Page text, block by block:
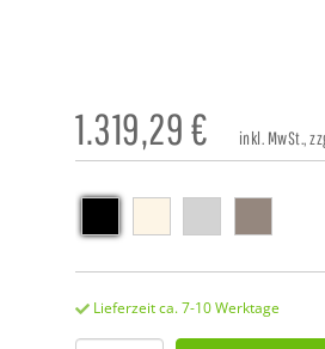
1.319,29€ inkl. MwSt.,
Lieferzeit ca. 7-10 Werktage